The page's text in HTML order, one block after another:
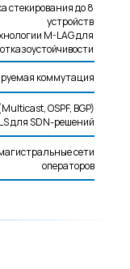
стекирования до 8
устройств
M-LAG для
отказоустойчивости
коммутация
сети
операторов
OSPF, BGP)
для SDN-решений